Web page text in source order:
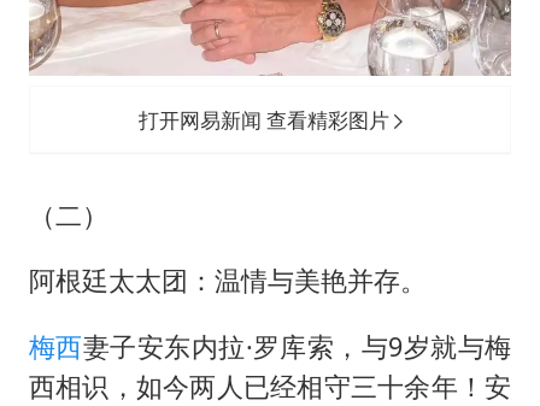
打开网易新闻 查看精彩图片
（二）
阿根廷太太团：温情与美艳并存。
梅西妻子安东内拉·罗库索，与9岁就与梅
西相识，如今两人已经相守三十余年！安